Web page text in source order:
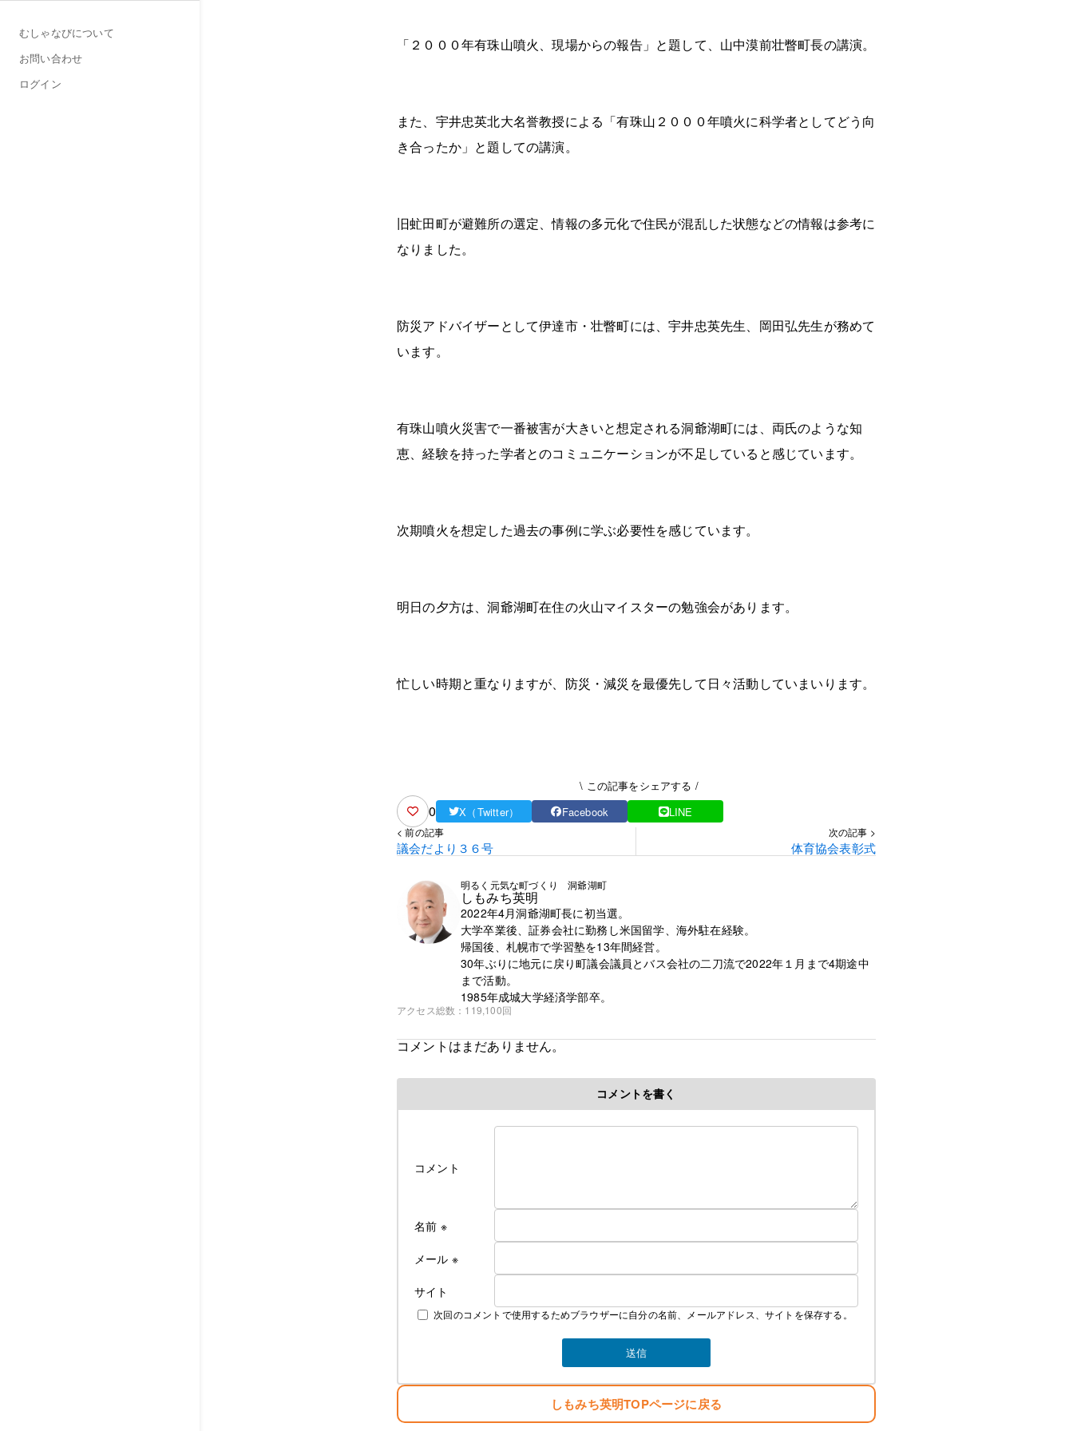
むしゃなびについて
お問い合わせ
ログイン
「２０００年有珠山噴火、現場からの報告」と題して、山中漠前壮瞥町長の講演。
また、宇井忠英北大名誉教授による「有珠山２０００年噴火に科学者としてどう向
き合ったか」と題しての講演。
旧虻田町が避難所の選定、情報の多元化で住民が混乱した状態などの情報は参考に
なりました。
防災アドバイザーとして伊達市・壮瞥町には、宇井忠英先生、岡田弘先生が務めて
います。
有珠山噴火災害で一番被害が大きいと想定される洞爺湖町には、両氏のような知
恵、経験を持った学者とのコミュニケーションが不足していると感じています。
次期噴火を想定した過去の事例に学ぶ必要性を感じています。
明日の夕方は、洞爺湖町在住の火山マイスターの勉強会があります。
忙しい時期と重なりますが、防災・減災を最優先して日々活動していまいります。
0
\ この記事をシェアする /
X（Twitter）
Facebook LINE
< 前の記事
議会だより３６号
次の記事 >
体育協会表彰式
明るく元気な町づくり 洞爺湖町
しもみち英明
2022年4月洞爺湖町長に初当選。
大学卒業後、証券会社に勤務し米国留学、海外駐在経験。
帰国後、札幌市で学習塾を13年間経営。
30年ぶりに地元に戻り町議会議員とバス会社の二刀流で2022年１月まで4期途中
まで活動。
1985年成城大学経済学部卒。
アクセス総数 119,100回
コメントはまだありません。
コメントを書く
コメント
名前 ※
メール ※
サイト
次回のコメントで使用するためブラウザーに自分の名前、メールアドレス、サイトを保存する。
しもみち英明TOPページに戻る